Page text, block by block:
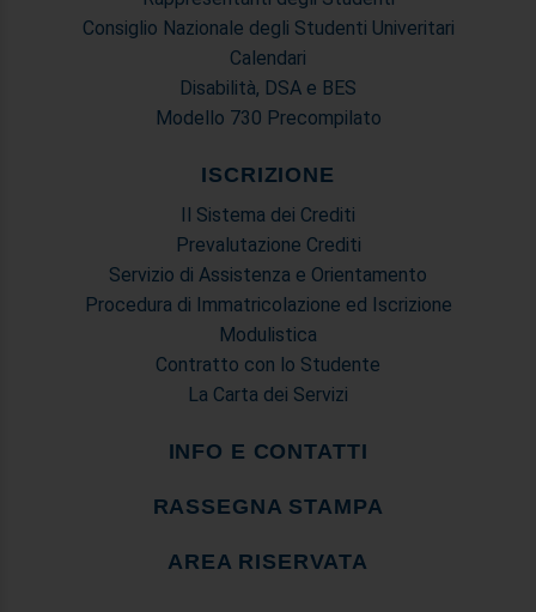
Consiglio Nazionale degli Studenti Univeritari
Calendari
Disabilità, DSA e BES
Modello 730 Precompilato
ISCRIZIONE
Il Sistema dei Crediti
Prevalutazione Crediti
Servizio di Assistenza e Orientamento
Procedura di Immatricolazione ed Iscrizione
Modulistica
Contratto con lo Studente
La Carta dei Servizi
INFO E CONTATTI
RASSEGNA STAMPA
AREA RISERVATA